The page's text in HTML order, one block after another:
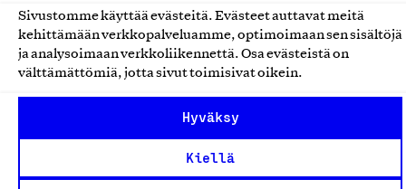
Sivustomme käyttää evästeitä. Evästeet auttavat meitä
kehittämään verkkopalveluamme, optimoimaan sen sisältöjä
ja analysoimaan verkkoliikennettä. Osa evästeistä on
välttämättömiä, jotta sivut toimisivat oikein.
Hyväksy
Kiellä
Avainlippu
Design From Finland